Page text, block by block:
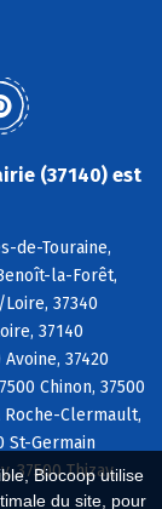
Biocoop utilise
du site, pour
(37140) est
de-Touraine,
la-Forêt,
37340
37140
37420
Chinon, 37500
Roche-Clermault,
St-Germain
37500 Thizay,